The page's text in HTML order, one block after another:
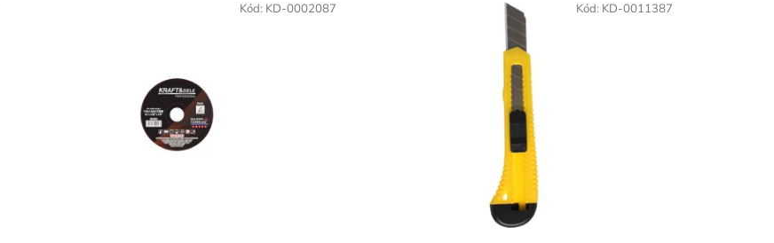
t
ů
Kód: KD-0002087 Kód: KD-0011387